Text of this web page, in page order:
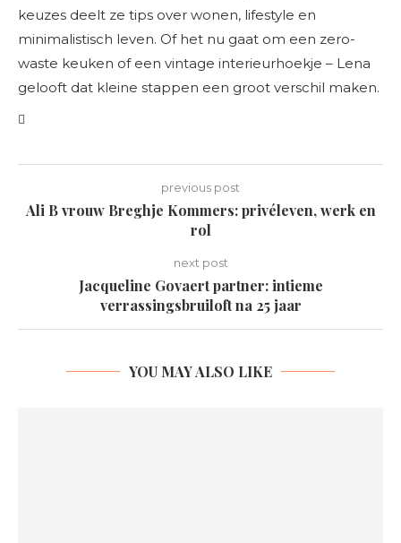
keuzes deelt ze tips over wonen, lifestyle en
minimalistisch leven. Of het nu gaat om een zero-
waste keuken of een vintage interieurhoekje – Lena
gelooft dat kleine stappen een groot verschil maken.
previous post
Ali B vrouw Breghje Kommers: privéleven, werk en
rol
next post
Jacqueline Govaert partner: intieme
verrassingsbruiloft na 25 jaar
YOU MAY ALSO LIKE